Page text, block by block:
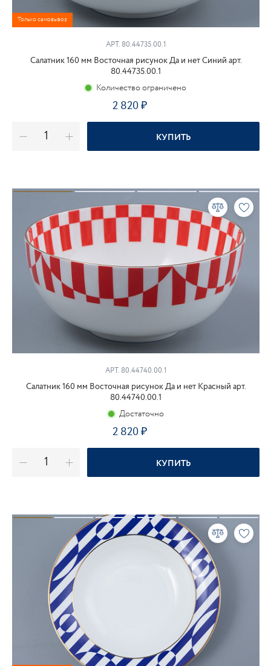
Только самовывоз
АРТ. 80.44735.00.1
Салатник 160 мм Восточная рисунок Да и нет Синий арт.
80.44735.00.1
Количество ограничено
2 820₽
КУПИТЬ
АРТ. 80.44740.00.1
Салатник 160 мм Восточная рисунок Да и нет Красный арт.
80.44740.00.1
Достаточно
2 820₽
КУПИТЬ